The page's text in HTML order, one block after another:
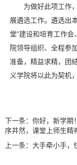
为做好此项工作
展遴选工作。遴选出
堂”建设和培育工作
院领导组织、全程参
准备，精益求精，团
义学院将以此为契机
下一条： 你好，新学期
序井然，课堂上师生精
上一条： 大手牵小手